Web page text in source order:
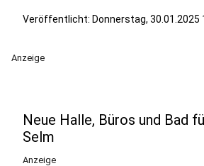
Veröffentlicht: Donnerstag, 30.01.2025
Anzeige
Neue Halle, Büros und Bad
Selm
Anzeige